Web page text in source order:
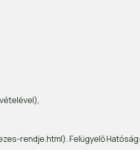
rendje.html). Felügyelő